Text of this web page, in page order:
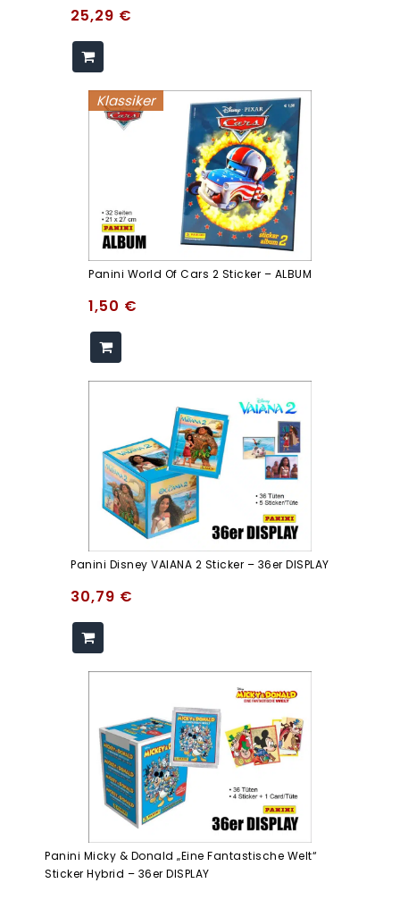
25,29 €
Klassiker
Panini World Of Cars 2 Sticker – ALBUM
1,50 €
Panini Disney VAIANA 2 Sticker – 36er DISPLAY
30,79 €
Panini Micky & Donald „Eine Fantastische Welt“
Sticker Hybrid – 36er DISPLAY